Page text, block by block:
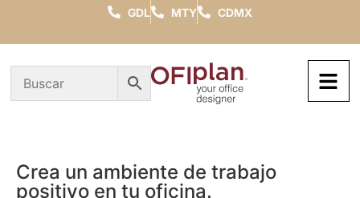
GDL MTY CDMX
Crea un ambiente de trabajo
positivo en tu oficina.